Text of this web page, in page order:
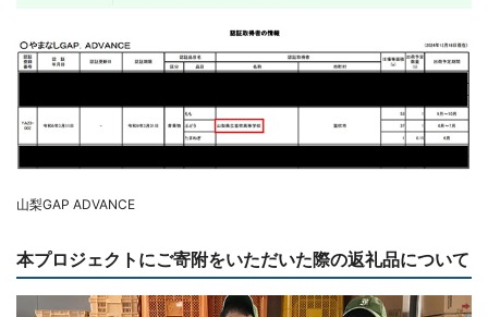
山梨GAP ADVANCE
本プロジェクトにご寄附をいただいた際の返礼品について